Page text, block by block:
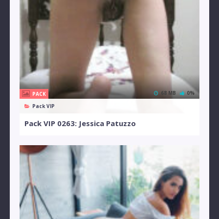
PACK
Pack VIP
68 MB 0%
Pack VIP 0263: Jessica Patuzzo